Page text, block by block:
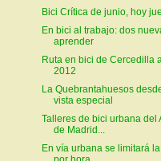
Bici Crítica de junio, hoy
En bici al trabajo: dos
aprender
Ruta en bici de Cercedilla
2012
La Quebrantahuesos
vista especial
Talleres de bici urbana del
de Madrid...
En vía urbana se limitará